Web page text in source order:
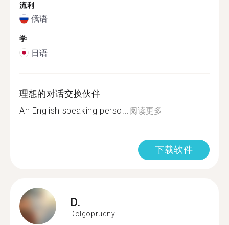
流利
俄语
学
日语
理想的对话交换伙伴
An English speaking perso... 阅读更多
下载软件
D.
Dolgoprudny